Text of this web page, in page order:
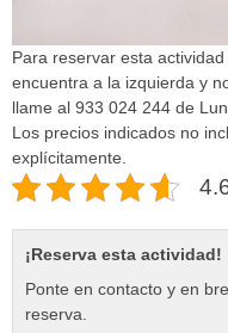
¡Reserva esta actividad!
Ponte en contacto y en
reserva.
Para reservar esta
encuentra a la izquierda y
llame al 933 024 244 de
Los precios indicados no
explícitamente.